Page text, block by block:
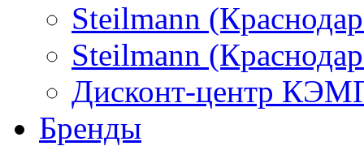
Steilmann
Steilmann
Дисконт-центр
Бренды